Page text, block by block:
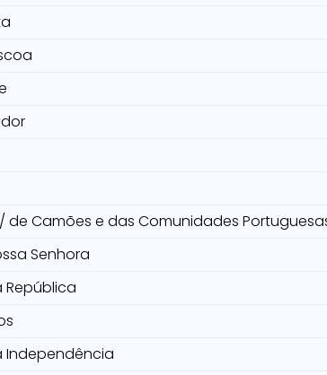
de Camões e das Comunidades
Senhora
Independência